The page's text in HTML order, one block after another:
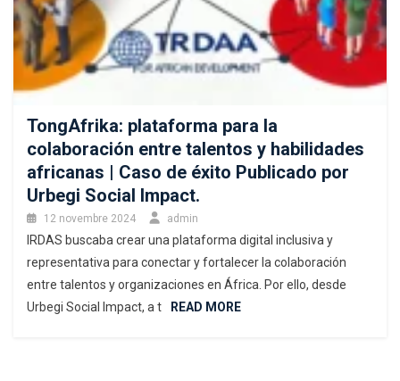
TongAfrika: plataforma para la
colaboración entre talentos y habilidades
africanas | Caso de éxito Publicado por
Urbegi Social Impact.
12 novembre 2024 admin
IRDAS buscaba crear una plataforma digital inclusiva y
representativa para conectar y fortalecer la colaboración
entre talentos y organizaciones en África. Por ello, desde
Urbegi Social Impact, a t
READ MORE